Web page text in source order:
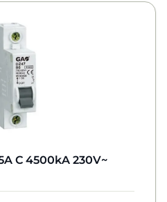
C 4500kA 230V~